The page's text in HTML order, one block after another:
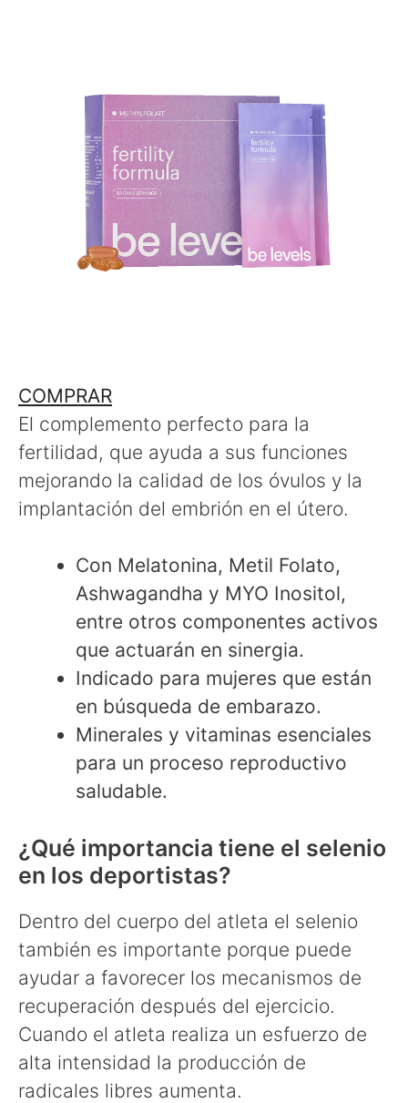
COMPRAR
El complemento perfecto para la
fertilidad, que ayuda a sus funciones
mejorando la calidad de los óvulos y la
implantación del embrión en el útero.
Con Melatonina, Metil Folato,
Ashwagandha y MYO Inositol,
entre otros componentes activos
que actuarán en sinergia.
Indicado para mujeres que están
en búsqueda de embarazo.
Minerales y vitaminas esenciales
para un proceso reproductivo
saludable.
¿Qué importancia tiene el selenio
en los deportistas?
Dentro del cuerpo del atleta el selenio
también es importante porque puede
ayudar a favorecer los mecanismos de
recuperación después del ejercicio.
Cuando el atleta realiza un esfuerzo de
alta intensidad la producción de
radicales libres aumenta.